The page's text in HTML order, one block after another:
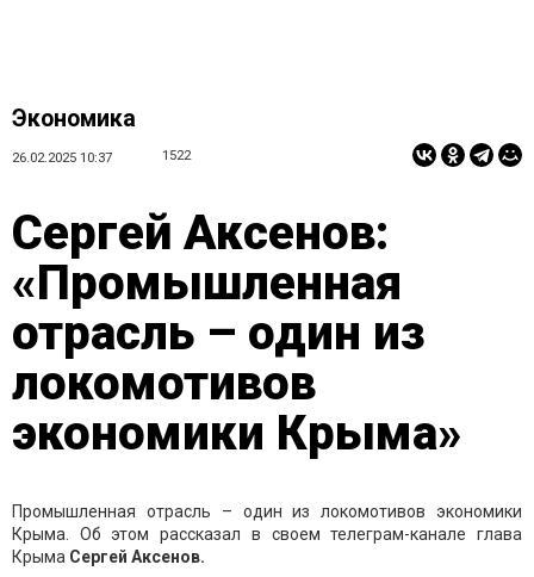
Экономика
26.02.2025 10:37 1522
Сергей Аксенов:
«Промышленная
отрасль – один из
локомотивов
экономики Крыма»
Промышленная отрасль – один из локомотивов экономики
Крыма. Об этом рассказал в своем телеграм-канале глава
Крыма Сергей Аксенов.